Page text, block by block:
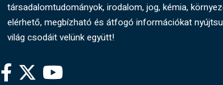
társadalomtudományok, irodalom, jog, kémia,
elérhető, megbízható és átfogó információkat
világ csodáit velünk együtt!